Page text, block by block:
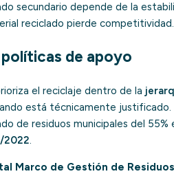
secundario depende de la
reciclado pierde competitividad.
de apoyo
el reciclaje dentro de la
está técnicamente justificado.
de residuos municipales del
2022.
Marco de Gestión de